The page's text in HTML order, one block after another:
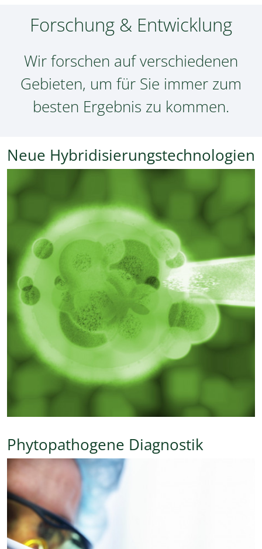
Forschung & Entwicklung
Wir forschen auf verschiedenen
Gebieten, um für Sie immer zum
besten Ergebnis zu kommen.
Neue Hybridisierungstechnologien
Phytopathogene Diagnostik